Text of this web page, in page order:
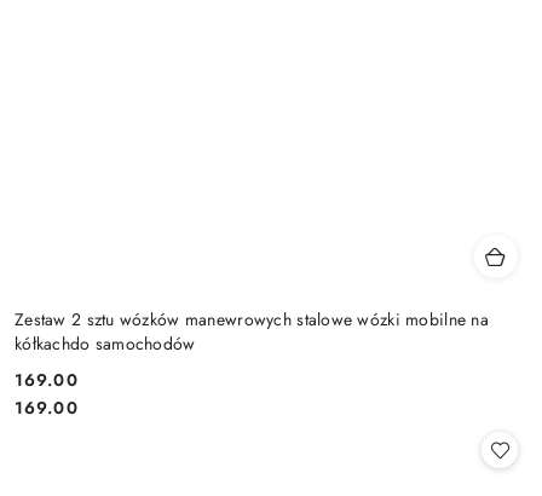
Zestaw 2 sztu wózków manewrowych stalowe wózki mobilne na
kółkachdo samochodów
Cena:
169.00
Cena:
169.00